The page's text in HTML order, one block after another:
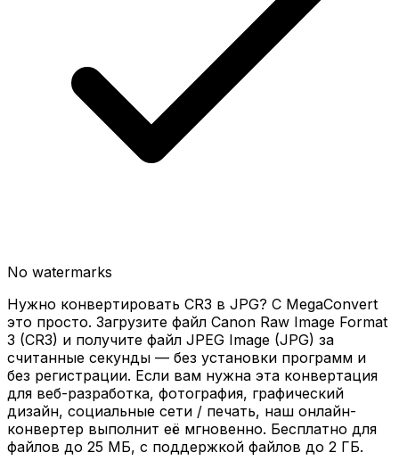
No watermarks
Нужно конвертировать CR3 в JPG? С MegaConvert
это просто. Загрузите файл Canon Raw Image Format
3 (CR3) и получите файл JPEG Image (JPG) за
считанные секунды — без установки программ и
без регистрации. Если вам нужна эта конвертация
для веб-разработка, фотография, графический
дизайн, социальные сети / печать, наш онлайн-
конвертер выполнит её мгновенно. Бесплатно для
файлов до 25 МБ, с поддержкой файлов до 2 ГБ.